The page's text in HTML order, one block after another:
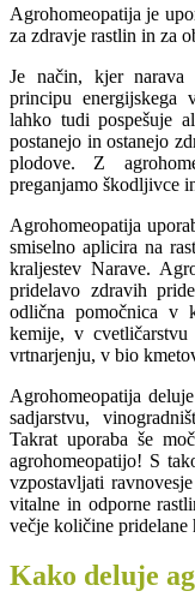
Agrohomeopatija je
za zdravje rastlin in za
Je način, kjer
principu energijskega
lahko tudi pospešuje
postanejo in ostanejo
plodove. Z
preganjamo škodljivce
Agrohomeopatija
smiselno aplicira na
kraljestev Narave.
pridelavo zdravih
odlična pomočnica v
kemije, v
vrtnarjenju, v bio
Agrohomeopatija
sadjarstvu,
Takrat uporaba še
agrohomeopatijo! S
vzpostavljati
vitalne in odporne
večje količine pridelane
Kako deluje